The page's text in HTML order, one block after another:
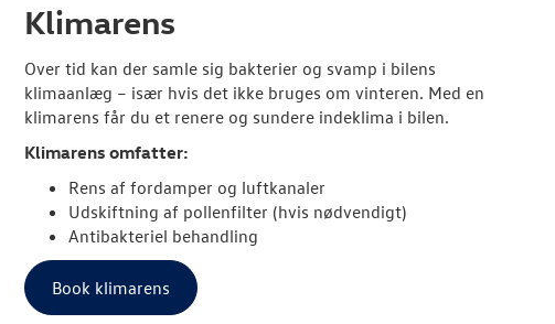
Klimarens
Over tid kan der samle sig bakterier og svamp i bilens
klimaanlæg – især hvis det ikke bruges om vinteren. Med en
klimarens får du et renere og sundere indeklima i bilen.
Klimarens omfatter:
Rens af fordamper og luftkanaler
Udskiftning af pollenfilter (hvis nødvendigt)
Antibakteriel behandling
Book klimarens